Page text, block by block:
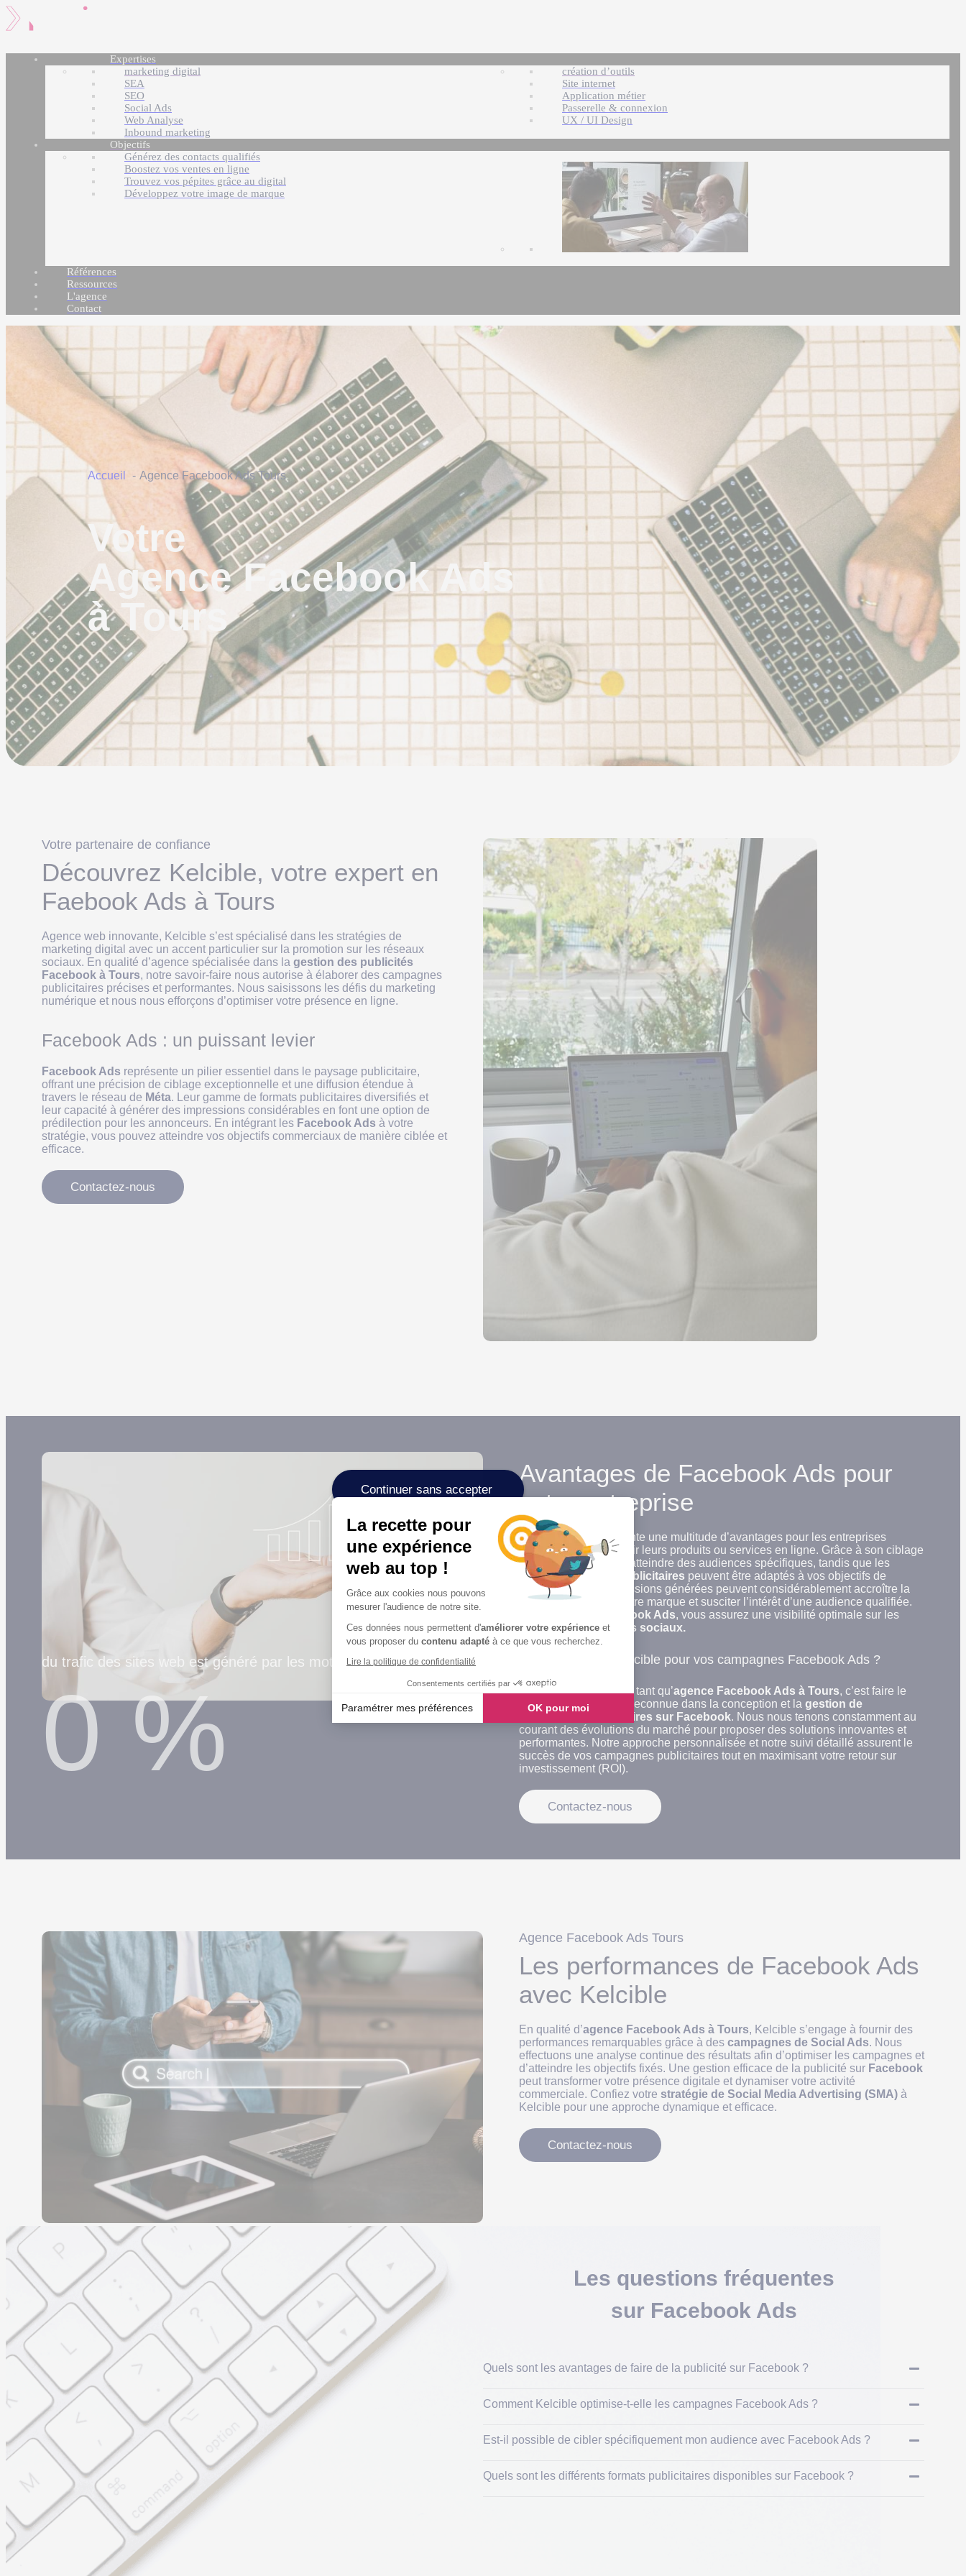
Continuer sans accepter
La recette pour
une expérience
web au top !
Grâce aux cookies nous pouvons
mesurer l'audience de notre site.
Ces données nous permettent d'améliorer votre expérience et
vous proposer du contenu adapté à ce que vous recherchez.
Lire la politique de confidentialité
Consentements certifiés par
Paramétrer mes préférences OK pour moi
Plateforme de Gestion du Consentement : Personnalisez vos Options
Notre plateforme vous permet d'adapter et de gérer vos paramètres de confidentialité, en garantissant la conformité avec
Expertises
marketing digital
SEA
SEO
Social Ads
Web Analyse
Inbound marketing
création d’outils
Site internet
Application métier
Passerelle & connexion
UX / UI Design
Objectifs
Générez des contacts qualifiés
Boostez vos ventes en ligne
Trouvez vos pépites grâce au digital
Développez votre image de marque
Références
Ressources
L'agence
Contact
Accueil Agence Facebook Ads Tours
Votre
Agence Facebook Ads
à Tours
Votre partenaire de confiance
Découvrez Kelcible, votre expert en
Faebook Ads à Tours
Agence web innovante, Kelcible s’est spécialisé dans les stratégies de
marketing digital avec un accent particulier sur la promotion sur les réseaux
sociaux. En qualité d’agence spécialisée dans la gestion des publicités
Facebook à Tours, notre savoir-faire nous autorise à élaborer des campagnes
publicitaires précises et performantes. Nous saisissons les défis du marketing
numérique et nous nous efforçons d’optimiser votre présence en ligne.
Facebook Ads : un puissant levier
Facebook Ads représente un pilier essentiel dans le paysage publicitaire,
offrant une précision de ciblage exceptionnelle et une diffusion étendue à
travers le réseau de Méta. Leur gamme de formats publicitaires diversifiés et
leur capacité à générer des impressions considérables en font une option de
prédilection pour les annonceurs. En intégrant les Facebook Ads à votre
stratégie, vous pouvez atteindre vos objectifs commerciaux de manière ciblée et
efficace.
Contactez-nous
du trafic des sites web est généré par les moteurs de recherche
0 %
Avantages de Facebook Ads pour
votre entreprise
Facebook Ads
présente une multitude d’avantages pour les entreprises
cherchant à promouvoir leurs produits ou services en ligne. Grâce à son ciblage
avancé, vous pouvez atteindre des audiences spécifiques, tandis que les
différents formats publicitaires peuvent être adaptés à vos objectifs de
campagne. Les impressions générées peuvent considérablement accroître la
reconnaissance de votre marque et susciter l’intérêt d’une audience qualifiée.
Facebook Ads, vous assurez une visibilité optimale sur les
plateformes demédias sociaux.
Pourquoi choisir Kelcible pour vos campagnes Facebook Ads ?
Opter pour Kelcible en tant qu’agence Facebook Ads à Tours, c’est faire le
choix d’une expertise reconnue dans la conception et la gestion de
campagnes publicitaires sur Facebook. Nous nous tenons constamment au
courant des évolutions du marché pour proposer des solutions innovantes et
performantes. Notre approche personnalisée et notre suivi détaillé assurent le
succès de vos campagnes publicitaires tout en maximisant votre retour sur
investissement (ROI).
Contactez-nous
Agence Facebook Ads Tours
Les performances de Facebook Ads
avec Kelcible
En qualité d’agence Facebook Ads à Tours, Kelcible s’engage à fournir des
performances remarquables grâce à des campagnes de Social Ads. Nous
effectuons une analyse continue des résultats afin d’optimiser les campagnes et
d’atteindre les objectifs fixés. Une gestion efficace de la publicité sur Facebook
peut transformer votre présence digitale et dynamiser votre activité
commerciale. Confiez votre stratégie de Social Media Advertising (SMA) à
Kelcible pour une approche dynamique et efficace.
Contactez-nous
Les questions fréquentes
sur Facebook Ads
Quels sont les avantages de faire de la publicité sur Facebook ?
Comment Kelcible optimise-t-elle les campagnes Facebook Ads ?
Est-il possible de cibler spécifiquement mon audience avec Facebook Ads ?
Quels sont les différents formats publicitaires disponibles sur Facebook ?